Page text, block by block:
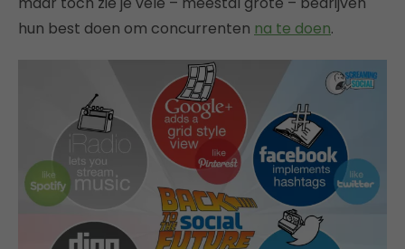
hun best doen om concurrenten na te doen.